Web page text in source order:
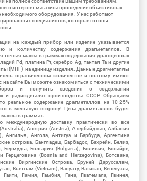
интернет магазина проведение объективных
оборудования. У нас работают
специалистов, которые готовы
на каждый прибор или изделие указывается
и количеству содержания драгметаллов. В
точная масса в граммах содержания драгоценных
Pd, платина Pt, серебро Ag, тантал Ta и другие
(МПГ) на единицу изделия. Данные драгметаллы
ограниченном количестве и поэтому имеют
на сайте Вы можете ознакомиться с техническими
и получить сведения о содержании
и радиодеталях производства СССР. Обращаем
реальное содержание драгметаллов на 10-25%
в меньшую сторону! Цена драгметаллов будет
массы в граммах.
международную доставку практически во все
Австрия (Austria), Азербайджан, Албания
Ангилья, Ангола, Антигуа и Барбуда, Аргентина
острова, Бангладеш, Барбадос, Бахрейн, Белиз,
Бермуды, Болгария (Bulgaria), Боливия, Бонайре,
(Bosnia and Herzegovina), Ботсвана,
Виргинские Острова, Бруней Даруссалам,
Вьетнам (Vietnam), Вануату, Ватикан, Венесуэла,
Гамия, Гамбия, Гана, Гватемала, Гвинея,